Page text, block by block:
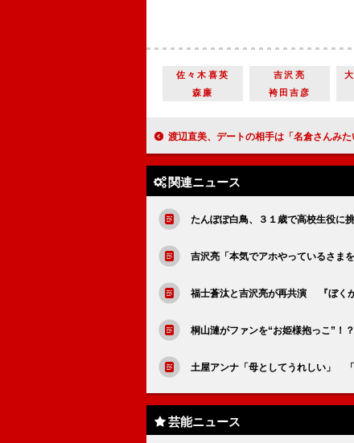
佐々木喜英 吉沢亮
森廉
袴田吉彦
渡辺直美、デートの相手は「名倉さんみたいな人」 パンサー尾
関連ニュース
たんぽぽ白鳥、３１歳で高校生役に
吉沢亮「本気でアホやっているさま
福士蒼汰と吉沢亮が再共演 『ぼく
桐山漣がファンを“お姫様抱っこ”！
土屋アンナ「母としてうれしい」
芸能ニュース